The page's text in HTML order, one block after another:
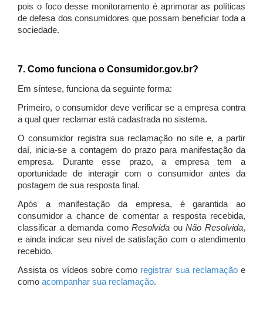
pois o foco desse monitoramento é aprimorar as políticas
de defesa dos consumidores que possam beneficiar toda a
sociedade.
7. Como funciona o Consumidor.gov.br?
Em síntese, funciona da seguinte forma:
Primeiro, o consumidor deve verificar se a empresa contra
a qual quer reclamar está cadastrada no sistema.
O consumidor registra sua reclamação no site e, a partir
daí, inicia-se a contagem do prazo para manifestação da
empresa. Durante esse prazo, a empresa tem a
oportunidade de interagir com o consumidor antes da
postagem de sua resposta final.
Após a manifestação da empresa, é garantida ao
consumidor a chance de comentar a resposta recebida,
classificar a demanda comoResolvida ouNão Resolvida,
e ainda indicar seu nível de satisfação com o atendimento
recebido.
Assista os vídeos sobre como registrar sua reclamaçãoe
como acompanhar sua reclamação.